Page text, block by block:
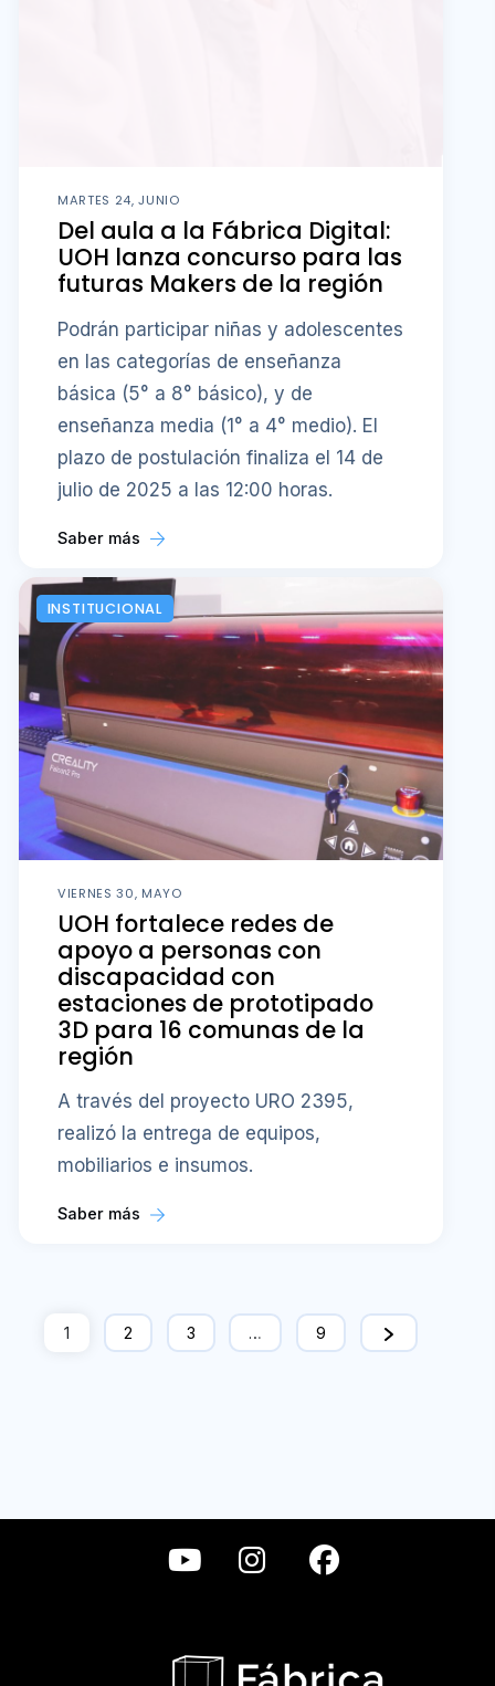
MARTES 24, JUNIO
Del aula a la Fábrica Digital:
UOH lanza concurso para las
futuras Makers de la región
Podrán participar niñas y adolescentes
en las categorías de enseñanza
básica (5° a 8° básico), y de
enseñanza media (1° a 4° medio). El
plazo de postulación finaliza el 14 de
julio de 2025 a las 12:00 horas.
Saber más
INSTITUCIONAL
VIERNES 30, MAYO
UOH fortalece redes de
apoyo a personas con
discapacidad con
estaciones de prototipado
3D para 16 comunas de la
región
A través del proyecto URO 2395,
realizó la entrega de equipos,
mobiliarios e insumos.
Saber más
1 2 3 … 9